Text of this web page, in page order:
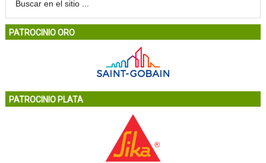
PATROCINIO ORO
PATROCINIO PLATA